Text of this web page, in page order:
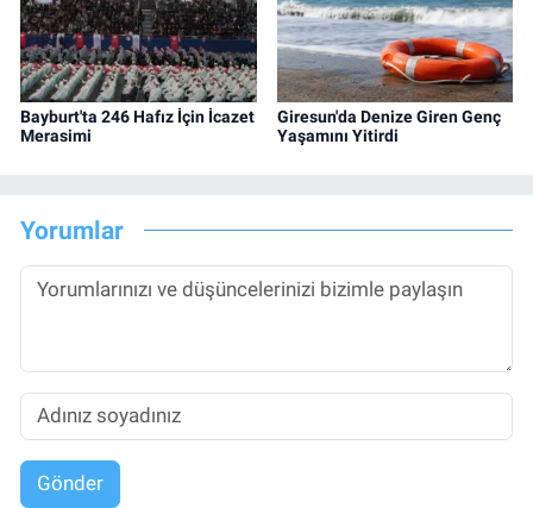
Bayburt'ta 246 Hafız İçin İcazet
Merasimi
Giresun'da Denize Giren Genç
Yaşamını Yitirdi
Yorumlar
Gönder